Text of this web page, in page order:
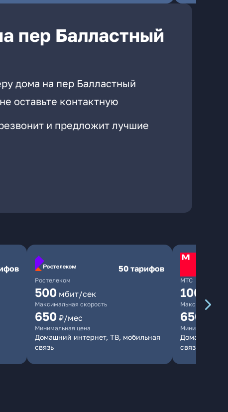
пер Балластный
дома на пер Балластный
оставьте контактную
и предложит лучшие
Ростелеком
50 тарифов
500 мбит/сек
Максимальная скорость
650 ₽/мес
Минимальная цена
Домашний интернет, ТВ, мобильная
связь
МТС
1000
Максимальная
650
Минимальная
Домашний
связь